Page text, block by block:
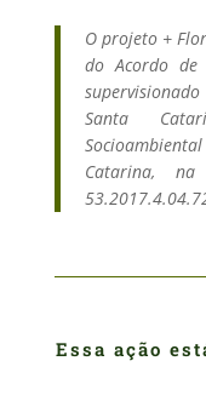
O projeto +
do Acordo de
Santa
Catarina,
Essa ação